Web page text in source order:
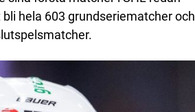
hela 603 grundseriematcher och